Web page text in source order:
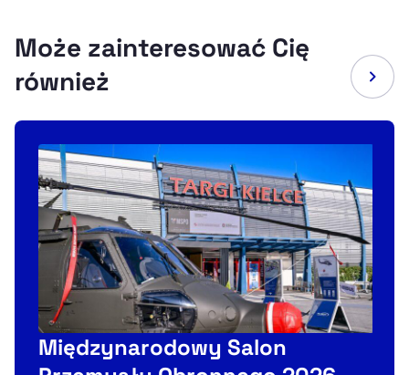
Może zainteresować Cię
również
Międzynarodowy Salon